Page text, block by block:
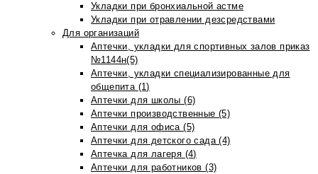
Укладки при бронхиальной астме
Укладки при отравлении дезсредствами
Для организаций
Аптечки, укладки для спортивных залов приказ
№1144н(5)
Аптечки, укладки специализированные для
общепита (1)
Аптечки для школы (6)
Аптечки производственные (5)
Аптечки для офиса (5)
Аптечки для детского сада (4)
Аптечка для лагеря (4)
Аптечки для работников (3)